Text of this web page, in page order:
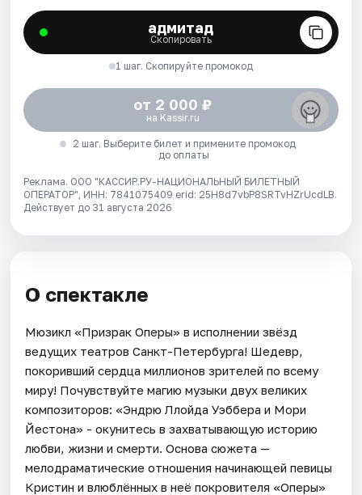
адмитад
Скопировать
1 шаг. Скопируйте промокод
от 2 000 ₽
на Kassir.ru
2 шаг. Выберите билет и примените промокод
до оплаты
Реклама. ООО "КАССИР.РУ-НАЦИОНАЛЬНЫЙ БИЛЕТНЫЙ
ОПЕРАТОР", ИНН: 7841075409 erid: 25H8d7vbP8SRTvHZrUcdLB.
Действует до 31 августа 2026
О спектакле
Мюзикл «Призрак Оперы» в исполнении звёзд
ведущих театров Санкт-Петербурга! Шедевр,
покоривший сердца миллионов зрителей по всему
миру! Почувствуйте магию музыки двух великих
композиторов: «Эндрю Ллойда Уэббера и Мори
Йестона» - окунитесь в захватывающую историю
любви, жизни и смерти. Основа сюжета —
мелодраматические отношения начинающей певицы
Кристин и влюблённых в неё покровителя «Оперы»